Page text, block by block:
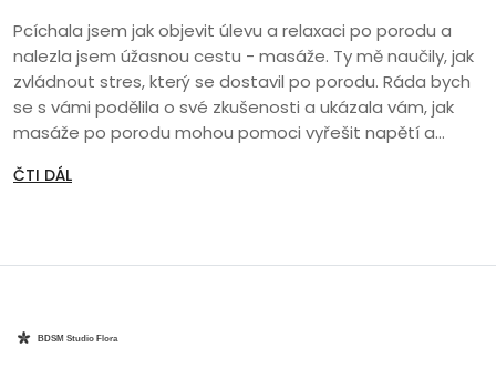
Pcíchala jsem jak objevit úlevu a relaxaci po porodu a
nalezla jsem úžasnou cestu - masáže. Ty mě naučily, jak
zvládnout stres, který se dostavil po porodu. Ráda bych
se s vámi podělila o své zkušenosti a ukázala vám, jak
masáže po porodu mohou pomoci vyřešit napětí a
čekáte své další dítě, je to něco, co byste měli zvážit pro
ČTI DÁL